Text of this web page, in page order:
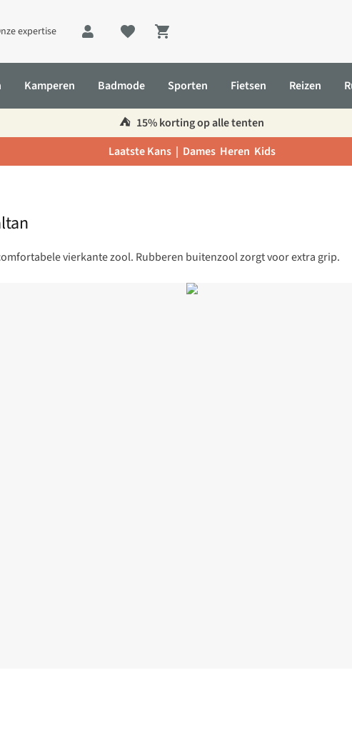
expertise
Shopping cart
Kamperen Badmode Sporten Fietsen Reizen
⛺️ 15% korting op alle tenten
Laatste Kans | Dames Heren Kids
vierkante zool. Rubberen buitenzool zorgt voor extra grip.